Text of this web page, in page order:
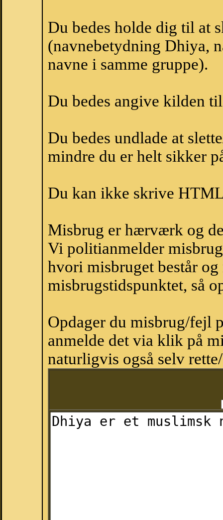
Du bedes holde dig til at
(navnebetydning Dhiya,
navne i samme gruppe).
Du bedes angive kilden
Du bedes undlade at
mindre du er helt sikker
Du kan ikke skrive
Misbrug er hærværk og
Vi politianmelder
hvori misbruget består
misbrugstidspunktet, så
Opdager du misbrug/fejl
anmelde det via klik på
naturligvis også selv